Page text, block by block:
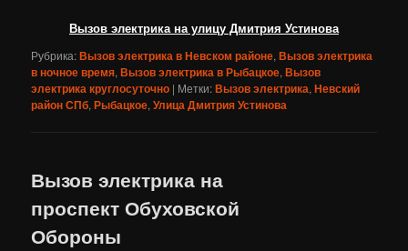
Вызов электрика на улицу Дмитрия Устинова
Рубрика:Вызов электрика в Невском районе,Вызов электрика
в ночное время,Вызов электрика в Рыбацкое,Вызов
электрика круглосуточно | Метки:Вызов электрика,Невский
район СПб,Рыбацкое,Улица Дмитрия Устинова
Вызов электрика на
проспект Обуховской
Обороны